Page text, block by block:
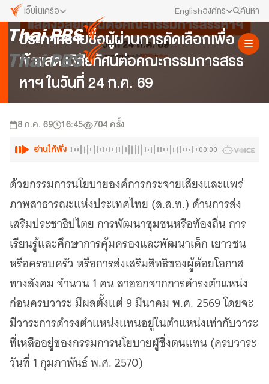
เว็บในเครือ
เว็บไซต์ในเครือ
ALTV
ทุกความสุข...ดูฟรี ไม่มีโฆษณา
The Active
Thai PBS Kids
Thai PBS Podcast
View The World via The Voice
Thai PBS World
We Bring Thailand to The World
เพราะพลังการสื่อสารอยู่ในมือคุณ
Locals
นิเวศสื่อสาธารณะท้องถิ่นคุณภาพ
Policy Watch
จับตาอนาคตประเทศไทย
Englishองค์กร
สมัครงาน/ฝึกงาน
ข่าวประชาสัมพันธ์
ติดต่อเรา
About Thai PBS
ค้นหา
ข่าวประชาสัมพันธ์
ประกาศรายชื่อผู้ผ่านการคัดเลือกเพื่อ
เข้าแสดงวิสัยทัศน์ต่อคณะกรรมการสรร
หาฯ ในวันที่ 24 ก.ค. 69
8 ก.ค. 69 16:45 704 ครั้ง
อ่านให้ฟัง 00:00
ด้วยกรรมการนโยบายองค์การกระจายเสียงและแพร่
ภาพสาธารณะแห่งประเทศไทย (ส.ส.ท.) ด้านการส่ง
เสริมประชาธิปไตย การพัฒนาชุมชนหรือท้องถิ่น การ
เรียนรู้และศึกษาการคุ้มครองและพัฒนาเด็ก เยาวชน
หรือครอบครัว หรือการส่งเสริมสิทธิของผู้ด้อยโอกาส
ทางสังคม จำนวน 1 คน ลาออกจากการดำรงตำแหน่ง
ก่อนครบวาระ มีผลตั้งแต่ 9 มีนาคม พ.ศ. 2569 โดยจะ
มีวาระการดำรงตำแหน่งแทนอยู่ในตำแหน่งเท่ากับวาระ
ที่เหลืออยู่ของกรรมการนโยบายผู้ซึ่งตนแทน (ครบวาระ
วันที่ 1 กุมภาพันธ์ พ.ศ. 2570)